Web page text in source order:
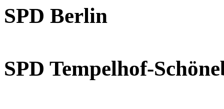
SPD Berlin
SPD Tempelhof-